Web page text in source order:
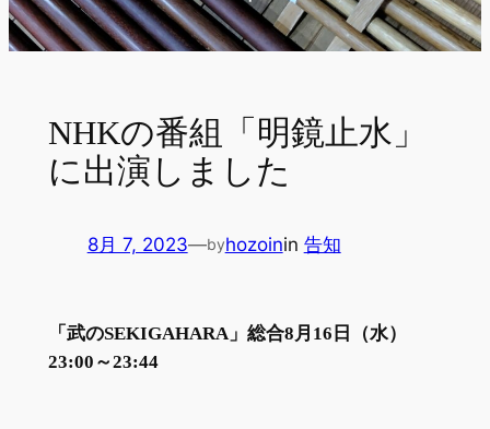
NHKの番組「明鏡止水」
に出演しました
8月 7, 2023—byhozoinin 告知
「武のSEKIGAHARA」総合8月16日（水）
23:00～23:44